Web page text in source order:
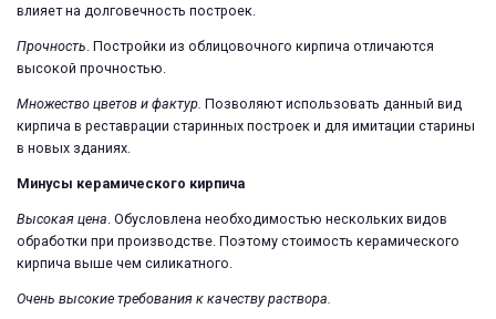
влияет на долговечность построек.
Прочность . Постройки из облицовочного кирпича отличаются
высокой прочностью.
Множество цветов и фактур. Позволяют использовать данный вид
кирпича в реставрации старинных построек и для имитации старины
в новых зданиях.
Минусы керамического кирпича
Высокая цена . Обусловлена необходимостью нескольких видов
обработки при производстве. Поэтому стоимость керамического
кирпича выше чем силикатного.
Очень высокие требования к качеству раствора.